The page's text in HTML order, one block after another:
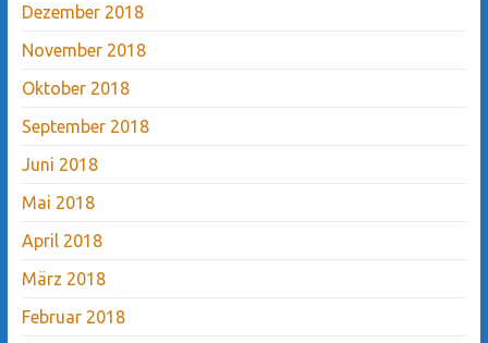
Dezember 2018
November 2018
Oktober 2018
September 2018
Juni 2018
Mai 2018
April 2018
März 2018
Februar 2018